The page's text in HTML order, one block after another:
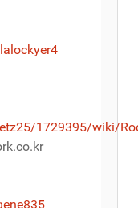
1729395/wiki/